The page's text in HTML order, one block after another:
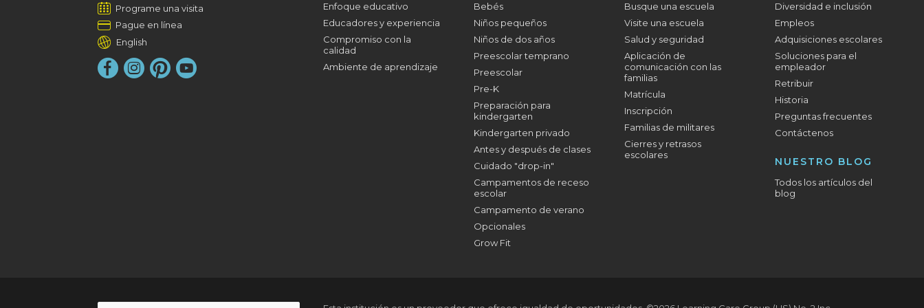
Programe una visita
Pague en línea
English
Enfoque educativo
Educadores y experiencia
Compromiso con la
calidad
Ambiente de aprendizaje
Bebés
Niños pequeños
Niños de dos años
Preescolar temprano
Preescolar
Pre-K
Preparación para
kindergarten
Kindergarten privado
Antes y después de clases
Cuidado "drop-in"
Campamentos de receso
escolar
Campamento de verano
Opcionales
Grow Fit
Busque una escuela
Visite una escuela
Salud y seguridad
Aplicación de
comunicación con las
familias
Matrícula
Inscripción
Familias de militares
Cierres y retrasos
escolares
Diversidad e inclusión
Empleos
Adquisiciones escolares
Soluciones para el
empleador
Retribuir
Historia
Preguntas frecuentes
Contáctenos
NUESTRO BLOG
Todos los artículos del
blog